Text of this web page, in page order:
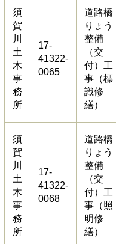
須
賀
川
土
木
事
務
所
17-
41322-
0065
道路橋
りょう
整備
（交
付）工
事（標
識修
繕）
須
賀
川
土
木
事
務
所
17-
41322-
0068
道路橋
りょう
整備
（交
付）工
事（照
明修
繕）